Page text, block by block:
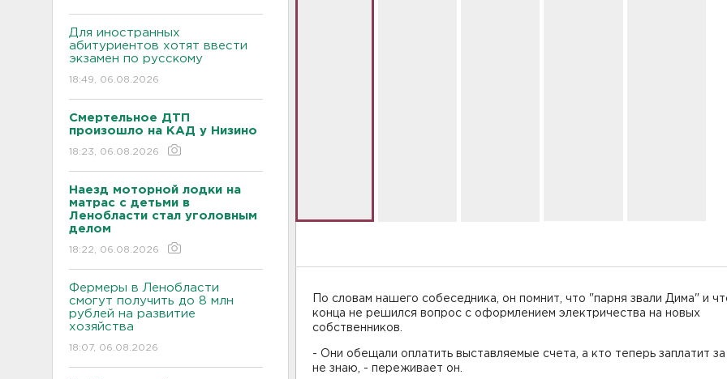
Для иностранных
абитуриентов хотят ввести
экзамен по русскому
18:49, 06.08.2026
Смертельное ДТП
произошло на КАД у Низино
18:23, 06.08.2026
Наезд моторной лодки на
матрас с детьми в
Ленобласти стал уголовным
делом
18:22, 06.08.2026
Фермеры в Ленобласти
смогут получить до 8 млн
рублей на развитие
хозяйства
18:07, 06.08.2026
По словам нашего собеседника, он помнит, что "парня звали Дима" и
конца не решился вопрос с оформлением электричества на новых
собственников.
- Они обещали оплатить выставляемые счета, а кто теперь заплатит
не знаю, - переживает он.